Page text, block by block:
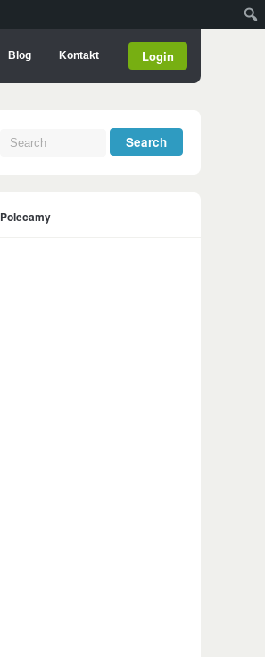
Blog Kontakt Login
Polecamy